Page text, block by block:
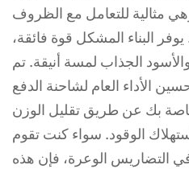
مثالية للتعامل مع الظروف
البناء المشكل قوة فائقة،
الجذاب لمسة أنيقة. تم
الأداء العام لشاحنة الدفع
بك عن طريق تقليل الوزن
الوقود. سواء كنت تقوم
في التضاريس الوعرة، فإن هذه